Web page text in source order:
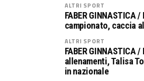
ALTRI SPORT
FABER GINNASTICA
campionato, caccia
ALTRI SPORT
FABER GINNASTICA
allenamenti, Talisa
in nazionale